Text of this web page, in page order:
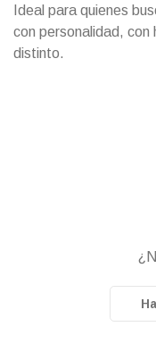
Ideal para quienes
con personalidad, con
distinto.